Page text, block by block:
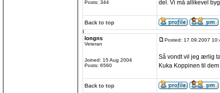
Posts: 344
del. Vi må allikevel
Back to top
longns
Veteran
Joined: 15 Aug 2004
Posts: 6560
Posted: 17.09.2007
Så vondt vil jeg ærlig
Kuka Koppinen til
Back to top